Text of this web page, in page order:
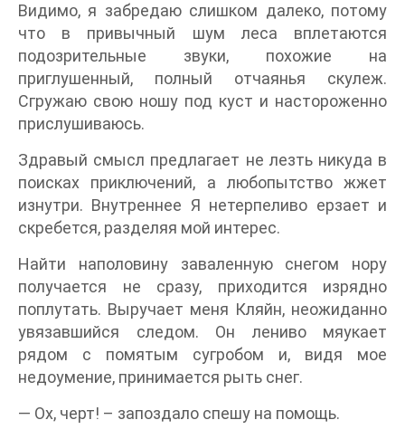
Видимо, я забредаю слишком далеко, потому
что в привычный шум леса вплетаются
подозрительные звуки, похожие на
приглушенный, полный отчаянья скулеж.
Сгружаю свою ношу под куст и настороженно
прислушиваюсь.
Здравый смысл предлагает не лезть никуда в
поисках приключений, а любопытство жжет
изнутри. Внутреннее Я нетерпеливо ерзает и
скребется, разделяя мой интерес.
Найти наполовину заваленную снегом нору
получается не сразу, приходится изрядно
поплутать. Выручает меня Кляйн, неожиданно
увязавшийся следом. Он лениво мяукает
рядом с помятым сугробом и, видя мое
недоумение, принимается рыть снег.
— Ох, черт! – запоздало спешу на помощь.